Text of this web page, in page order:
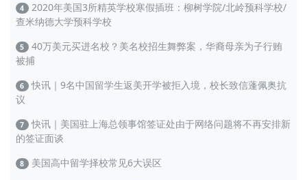
4 2020年美国3所精英学校寒假插班：柳树学院/北岭预科学校/
查米纳德大学预科学校
5 40万美元买进名校？美名校招生舞弊案，华裔母亲为子行贿
被捕
6 快讯｜9名中国留学生返美开学被拒入境，校长致信蓬佩奥抗
议
7 快讯｜美国驻上海总领事馆签证处由于网络问题将不再安排新
的签证面谈
8 美国高中留学择校常见6大误区